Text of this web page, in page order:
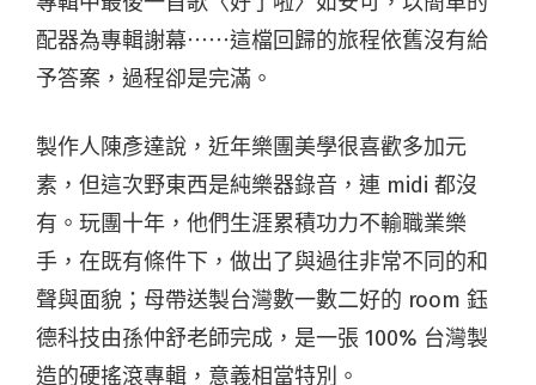
配器為專輯謝幕⋯⋯這檔回歸的旅程依舊沒有給
予答案，過程卻是完滿。
製作人陳彥達說，近年樂團美學很喜歡多加元
素，但這次野東西是純樂器錄音，連 midi 都沒
有。玩團十年，他們生涯累積功力不輸職業樂
手，在既有條件下，做出了與過往非常不同的和
聲與面貌；母帶送製台灣數一數二好的 room 鈺
德科技由孫仲舒老師完成，是一張 100% 台灣製
造的硬搖滾專輯，意義相當特別。